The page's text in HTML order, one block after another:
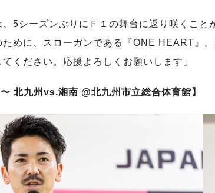
、5シーズンぶりにＦ１の舞台に返り咲くこ
めに、スローガンである『ONE HEART』
ください。応援よろしくお願いします」
北九州vs.湘南 @北九州市立総合体育館】